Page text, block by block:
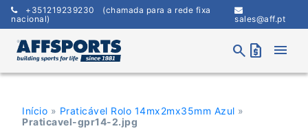
Skip
content
+351219239230 (chamada para a rede fixa
nacional)
sales@aff.pt
search request_quote menu
Início » Praticável Rolo 14mx2mx35mm Azul »
Praticavel-gpr14-2.jpg